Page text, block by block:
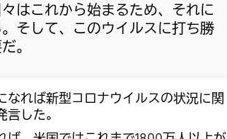
はこれから始まるため、それに
そして、このウイルスに打ち勝
。
なれば新型コロナウイルスの状況に関
した。